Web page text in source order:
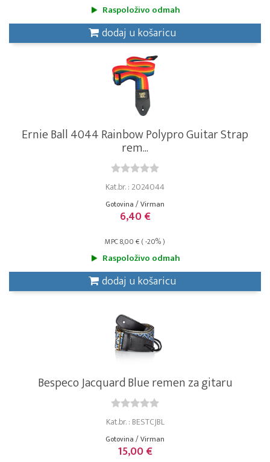
Raspoloživo odmah
dodaj u košaricu
Ernie Ball 4044 Rainbow Polypro Guitar Strap
rem...
Kat.br. : 2024044
Gotovina / Virman
6,40 €
MPC 8,00 € ( -20% )
Raspoloživo odmah
dodaj u košaricu
Bespeco Jacquard Blue remen za gitaru
Kat.br. : BESTCJBL
Gotovina / Virman
15,00 €